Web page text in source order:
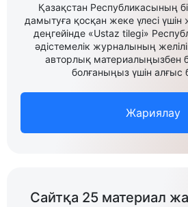
Қазақстан Республикасының
дамытуға қосқан жеке үлесі
деңгейінде «Ustaz tilegi»
әдістемелік журналының
авторлық материалыңызбен
болғаныңыз үшін алғыс
Жариялау
Сайтқа 25 материал